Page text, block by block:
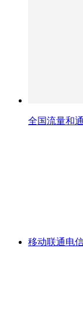
全国流量和
移动联通电